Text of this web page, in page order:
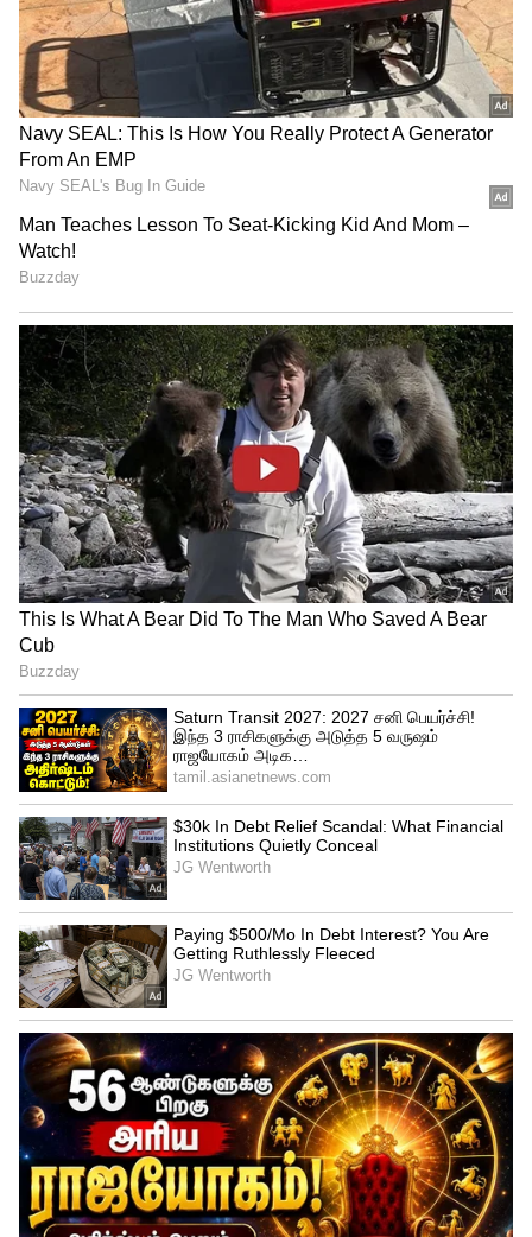
போட்டிகள் கொண்ட தொடரை 1-0 என்ற
கணக்கில் கைப்பற்றியுள்ளது என்பது
குறிப்பிடத்தக்கது. இரு அணிகளுக்கு
இடையிலான 3ஆவது மற்றும் கடைசி ஒரு
நாள் போட்டி வரும் 24 ஆம் தேதி இந்தூர்
மைதானத்தில் நடக்க இருக்கிறது.
சத்தியமா ஒன்னும் தெரியல: மறந்தே
போச்சு: டாஸில் ஜெயிச்ச ரோகித் சர்மா
சிரித்துக் கொண்டே பதில்
அணியை வீழ்த்தி ஐடிரீம்
திருப்பூர் தமிழன்ஸ் அபார
வெற்றி!